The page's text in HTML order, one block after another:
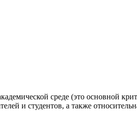
среде (это основной
и студентов, а также